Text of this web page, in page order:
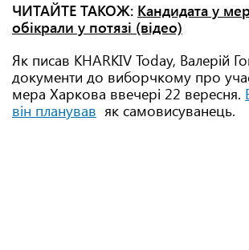
ЧИТАЙТЕ ТАКОЖ: Кандидата у
обікрали у потязі (відео)
Як писав KHARKIV Today, Валерій
документи до виборчкому про
мера Харкова ввечері 22 вересня.
він планував як самовисуванець.